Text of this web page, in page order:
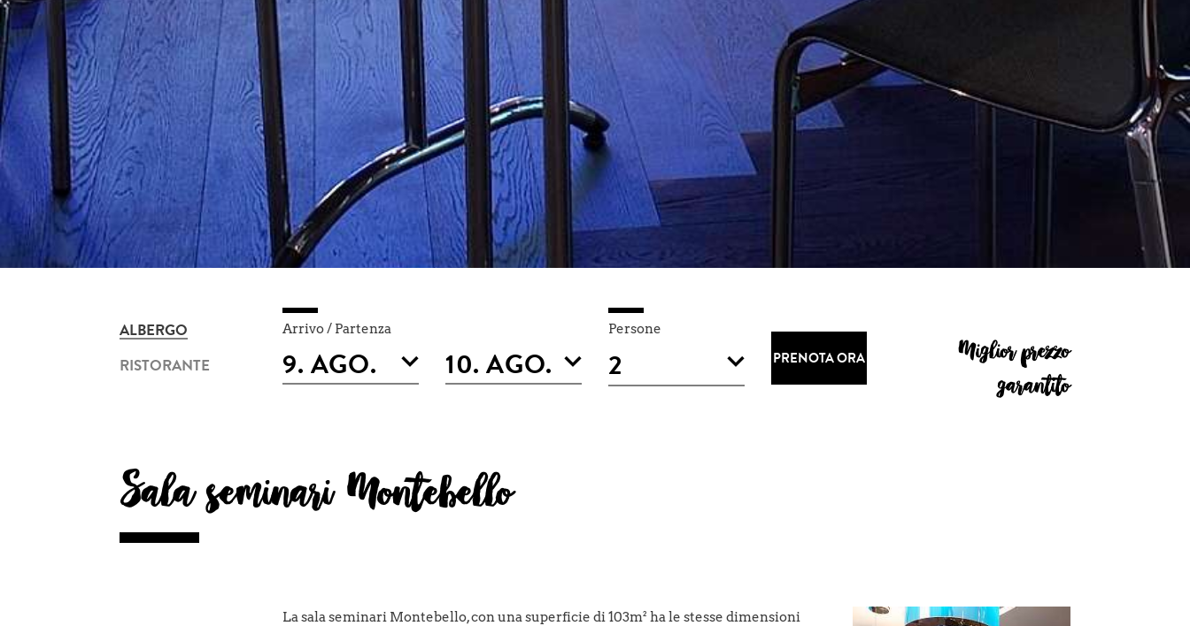
ALBERGO
RISTORANTE
Arrivo / Partenza Persone
PRENOTA ORA
Miglior prezzo
garantito
Sala seminari Montebello
La sala seminari Montebello, con una superficie di 103m² ha le stesse dimensioni